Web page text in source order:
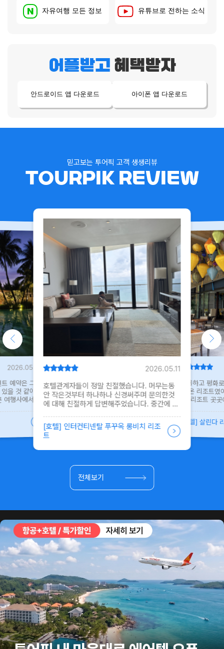
자유여행 모든 정보 유튜브로 전하는 소식
어플받고 혜택받자
안드로이드 앱 다운로드 아이폰 앱 다운로드
믿고보는 투어픽 고객 생생리뷰
TOURPIK REVIEW
2026.05.11
다. 머무는동
며 문의한것
니다. 중간에 돈
로 변경하였는
와 베드가드도
비교적 청결하
크고 정면 오
된다면 또 인터
2026.05.19
조용하고 평화로운 분위기에서 제대로 힐링하
고 온 리조트였어요. 직원분들이 정말 친절하시
고, 리조트 곳곳에서 섬세하게 신경 쓴 디테일이
느껴져서 머무는 내내 기분 좋게 지낼 수 있었습
니다. 특히 조식이 정말 만족스러웠는데, 단순한
뷔페 느낌이 아니라 우아하게 대접받는 기분이
직접 주문해 먹을 수 있었고, 조식 시간에는 피
다. 씨리얼 하나도 깔끔하게 소분되어 있을 만큼
위생과 세심함이 돋보였어요. 객실 컨디션도 최
고였습니다. 먼지 하나 없이 깔끔했고, 인테리어
이 정말 좋아할 만한 분위기의 리조트라고 느꼈
습니다ㅎㅎ 위치도 괜찮은 편인데, 리조트 안으
로 들어오는 순간 바깥과는 완전히 다른 조용하
고 여유로운 분위기가 펼쳐져서 더 특별하게 느
껴졌어요. 전체적으로 “정말 제대로 대접받고
왔다”는 느낌이 남는 숙소였습니다. 이번 여행
은 투어픽 통해 예약했는데 혜택도 정말 좋았어
요. 무료 픽업·드랍 서비스, 투어픽 라운지 음료
교환권, Meo Kitchen 20% 할인권, 무료 유심
까지 제공돼서 여행이 훨씬 편하고 만족스러웠
습니다. 푸꾸옥뿐 아니라 나트랑, 다낭 호텔도
오픈했다고 해서 다음 베트남 여행도 투어픽과
함께할 것 같아요 :)
[호텔] 살린다 리조트 푸꾸옥
예약 관련
정에 도움이
에서는 4인
투숙이 호텔
는데 빠르게
었습니다.
달라서 체크
해주셔서 감
던 신상호텔
어플로 예약
에서 시원한
라운지 직원
트랑 날씨에
[호텔]
전체보기
투어픽 고객센터 안내
상담시간(한국시간기준)
월 - 금요일 10:00 ~ 19:00 (점심시간 14:00~15:00)
토요일 10:00-17:00 (점심시간 14:00~14:30)
*일요일, 베트남 공휴일 휴무
대표번호 1877 - 3242
1:1문의
카카오톡 상담